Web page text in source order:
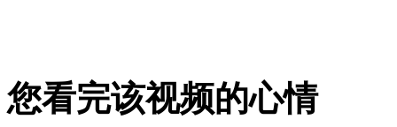
您看完该视频的心情